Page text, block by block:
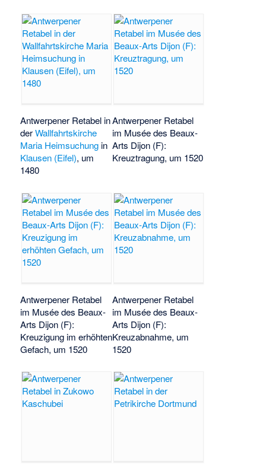
Antwerpener Retabel in
derWallfahrtskirche
Maria Heimsuchung in
Klausen (Eifel), um
1480
Antwerpener Retabel
im Musée des Beaux-
Arts Dijon (F):
Kreuztragung, um 1520
Antwerpener Retabel
im Musée des Beaux-
Arts Dijon (F):
Kreuzigung im erhöhten
Gefach, um 1520
Antwerpener Retabel
im Musée des Beaux-
Arts Dijon (F):
Kreuzabnahme, um
1520